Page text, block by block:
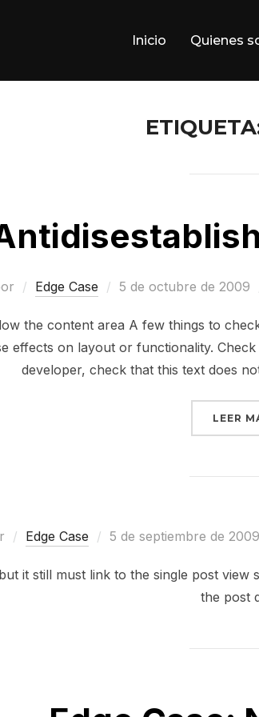
Inicio Quienes
Edge Case
Publicado
5 de octubre de 2009
the content area A few things to
effects on layout or functionality.
developer, check that this text does
LEER
Edge Case
Publicado
5 de septiembre de 2009
it still must link to the single post
the post